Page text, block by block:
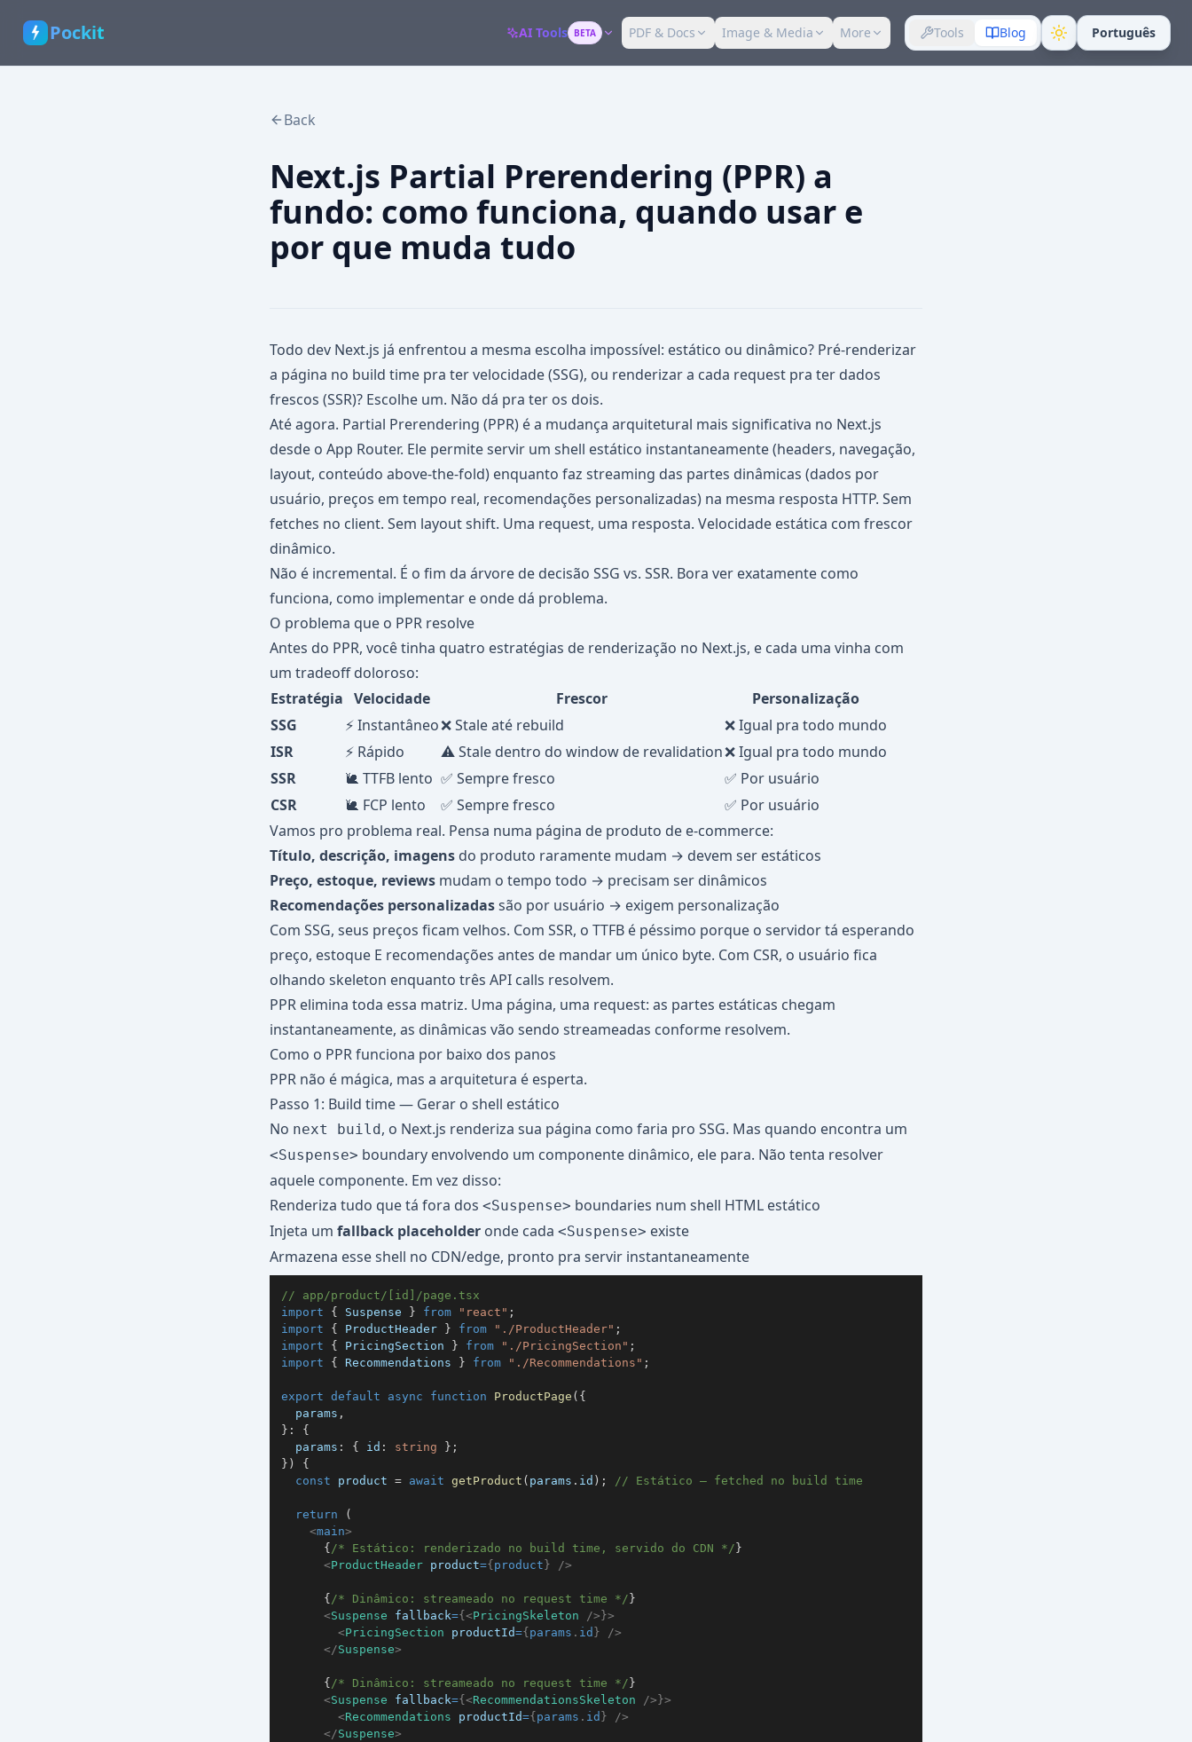
Pockit AI Tools BETA PDF & Docs Image & Media More Tools Blog Português
Back
Next.js Partial Prerendering (PPR) a
fundo: como funciona, quando usar e
por que muda tudo
Todo dev Next.js já enfrentou a mesma escolha impossível: estático ou dinâmico? Pré-renderizar
a página no build time pra ter velocidade (SSG), ou renderizar a cada request pra ter dados
frescos (SSR)? Escolhe um. Não dá pra ter os dois.
Até agora. Partial Prerendering (PPR) é a mudança arquitetural mais significativa no Next.js
desde o App Router. Ele permite servir um shell estático instantaneamente (headers, navegação,
layout, conteúdo above-the-fold) enquanto faz streaming das partes dinâmicas (dados por
usuário, preços em tempo real, recomendações personalizadas) na mesma resposta HTTP. Sem
fetches no client. Sem layout shift. Uma request, uma resposta. Velocidade estática com frescor
dinâmico.
Não é incremental. É o fim da árvore de decisão SSG vs. SSR. Bora ver exatamente como
funciona, como implementar e onde dá problema.
O problema que o PPR resolve
Antes do PPR, você tinha quatro estratégias de renderização no Next.js, e cada uma vinha com
um tradeoff doloroso:
Estratégia Velocidade Frescor
Personalização
SSG
⚡ Instantâneo❌ Stale até rebuild
❌ Igual pra todo mundo
ISR
⚡ Rápido ⚠️ Stale dentro do window de revalidation❌ Igual pra todo mundo
SSR
🐌 TTFB lento ✅ Sempre fresco
✅ Por usuário
CSR
🐌 FCP lento ✅ Sempre fresco
✅ Por usuário
Vamos pro problema real. Pensa numa página de produto de e-commerce:
Título, descrição, imagens do produto raramente mudam → devem ser estáticos
Preço, estoque, reviews mudam o tempo todo → precisam ser dinâmicos
Recomendações personalizadassão por usuário → exigem personalização
Com SSG, seus preços ficam velhos. Com SSR, o TTFB é péssimo porque o servidor tá esperando
preço, estoque E recomendações antes de mandar um único byte. Com CSR, o usuário fica
olhando skeleton enquanto três API calls resolvem.
PPR elimina toda essa matriz. Uma página, uma request: as partes estáticas chegam
instantaneamente, as dinâmicas vão sendo streameadas conforme resolvem.
Como o PPR funciona por baixo dos panos
PPR não é mágica, mas a arquitetura é esperta.
Passo 1: Build time — Gerar o shell estático
No next build, o Next.js renderiza sua página como faria pro SSG. Mas quando encontra um
<Suspense> boundary envolvendo um componente dinâmico, ele para. Não tenta resolver
aquele componente. Em vez disso:
Renderiza tudo que tá fora dos <Suspense> boundaries num shell HTML estático
Injeta um fallback placeholder onde cada <Suspense> existe
Armazena esse shell no CDN/edge, pronto pra servir instantaneamente
// app/product/[id]/page.tsx
import
{ Suspense } from "react" ;
import
{ ProductHeader } from "./ProductHeader" ;
import
{ PricingSection } from "./PricingSection" ;
import
{ Recommendations } from "./Recommendations" ;
export default async function ProductPage ( {
  params
,
} :
{
  params
: { id : string } ;
} )
{
const product = await getProduct ( params . id ) ; // Estático — fetched no build time
return
(
<main>
{ /* Estático: renderizado no build time, servido do CDN */}
<ProductHeader product={product} />
{ /* Dinâmico: streameado no request time */}
<Suspense fallback={<PricingSkeleton />}>
<PricingSection productId={params . id }
/>
</Suspense>
{ /* Dinâmico: streameado no request time */}
<Suspense fallback={<RecommendationsSkeleton />}>
<Recommendations productId={params . id }
/>
</Suspense>